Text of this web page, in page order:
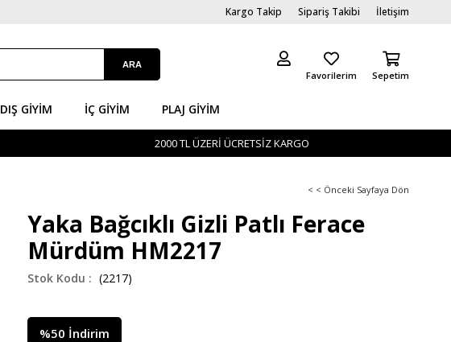
Kargo Takip Sipariş Takibi İletişim
Sepetim
Favorilerim
DIŞ GIYIM İÇ GİYIM PLAJ GIYIM
2000 TL ÜZERİ ÜCRETSİZ KARGO
< < Önceki Sayfaya Dön
Yaka Bağcıklı Gizli Patlı Ferace
Mürdüm HM2217
(2217)
%50 İndirim